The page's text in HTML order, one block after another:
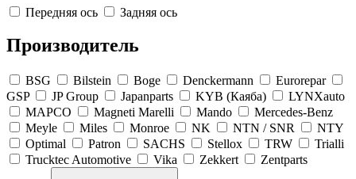
Передняя ось Задняя ось
Производитель
BSG Bilstein Boge Denckermann
Eurorepar
GSP
JP Group Japanparts KYB (Каяба)
LYNXauto
MAPCO
Magneti Marelli Mando
Mercedes-Benz
Meyle
Miles Monroe NK NTN / SNR
NTY
Optimal
Patron SACHS Stellox TRW
Trialli
Trucktec Automotive
Vika Zekkert Zentparts